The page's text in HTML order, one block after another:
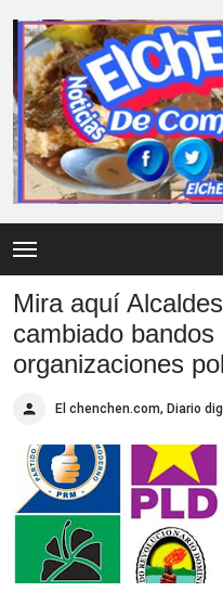
Mira aquí
cambiado bandos
organizaciones
El chenchen.com, Diario